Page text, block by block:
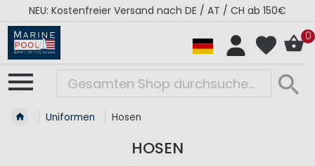
NEU: Kostenfreier Versand nach DE / AT / CH ab 150€
0
Uniformen Hosen
HOSEN